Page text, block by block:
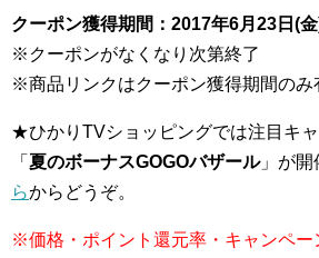
クーポン獲得期間：2017年6月23日(
※クーポンがなくなり次第終了
※商品リンクはクーポン獲得期間のみ
★ひかりTVショッピングでは注目キ
「 夏のボーナスGOGOバザール」が開
らからどうぞ。
※価格・ポイント還元率・キャンペー